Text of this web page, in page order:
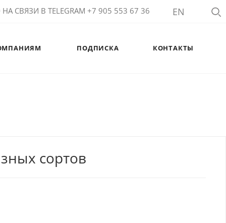
В TELEGRAM +7 905 553 67 36 EN
ПОДПИСКА КОНТАКТЫ
сортов